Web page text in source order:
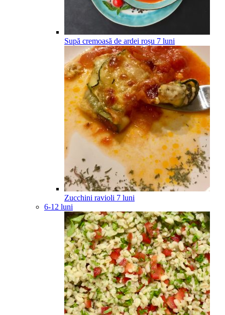
Supă cremoasă de ardei roșu 7 luni
Zucchini ravioli 7 luni
6-12 luni